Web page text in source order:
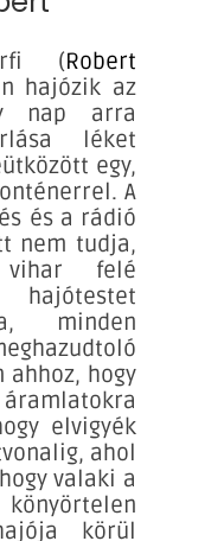
(Robert
hajózik az
nap arra
léket
egy,
A
és a rádió
nem tudja,
felé
minden
ahhoz, hogy
elvigyék
ahol
valaki a
körül